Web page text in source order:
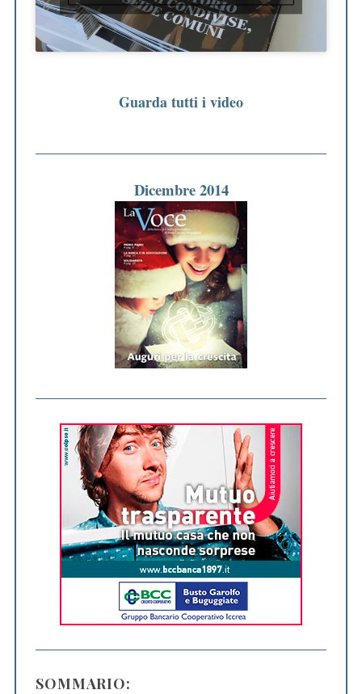
Guarda tutti i video
Dicembre 2014
SOMMARIO: